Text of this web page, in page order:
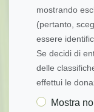
mostrando
(pertanto,
essere
Se decidi di
delle
effettui le
Mostra